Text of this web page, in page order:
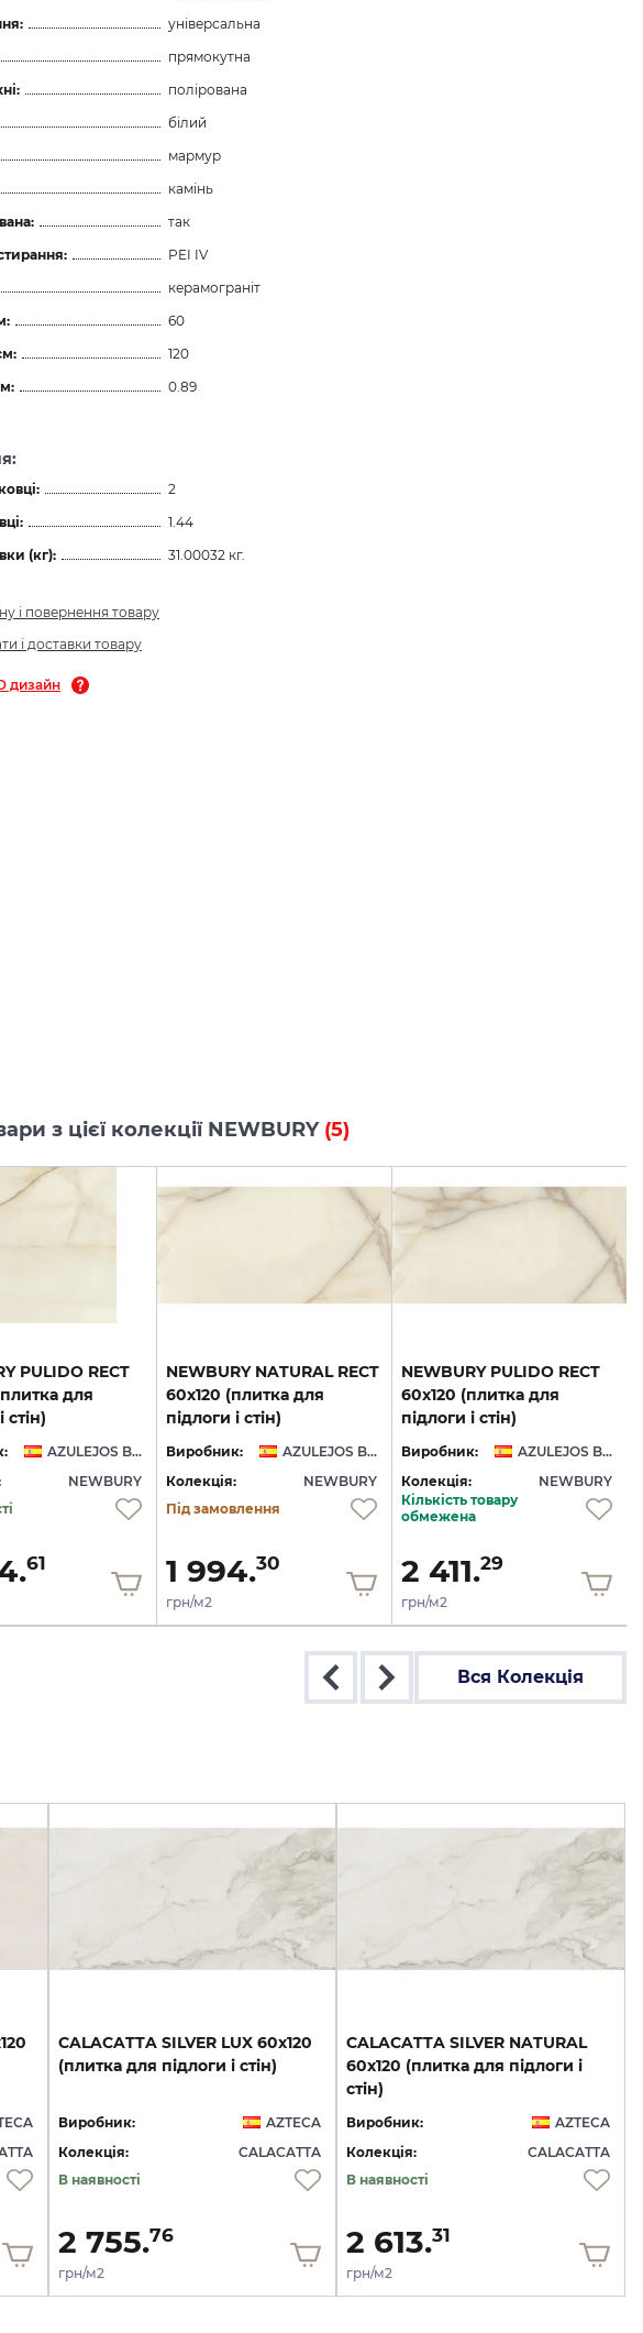
універсальна
прямокутна
полірована
білий
мармур
камінь
так
PEI IV
керамограніт
60
120
0.89
2
1.44
(кг):
31.00032 кг.
і повернення товару
і доставки товару
дизайн
з цієї колекції NEWBURY (5)
PULIDO RECT
для
стін)
AZULEJOS BENADRESA
NEWBURY
61
NEWBURY NATURAL RECT
60x120 (плитка для
підлоги і стін)
Виробник:
AZULEJOS BENADRESA
Колекція:
NEWBURY
Під замовлення
1 994.30
грн/м2
NEWBURY PULIDO RECT
60x120 (плитка для
підлоги і стін)
Виробник:
AZULEJOS BENADRESA
Колекція:
NEWBURY
Кількість товару
обмежена
2 411.29
грн/м2
Вся Колекція
CALACATTA SILVER LUX 60x120
(плитка для підлоги і стін)
Виробник:
AZTECA
Колекція:
CALACATTA
В наявності
2 755.76
грн/м2
CALACATTA SILVER NATURAL
60x120 (плитка для підлоги і
стін)
Виробник:
AZTECA
Колекція:
CALACATTA
В наявності
2 613.31
грн/м2